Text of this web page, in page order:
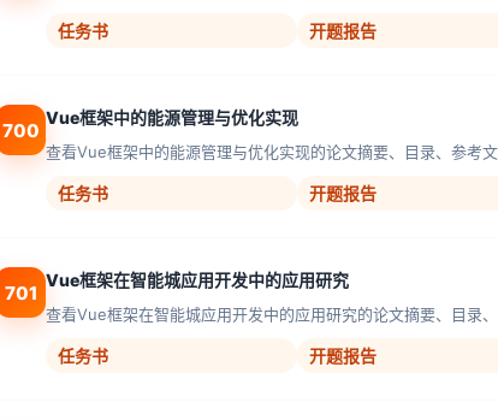
任务书 开题报告
700
Vue框架中的能源管理与优化实现
查看Vue框架中的能源管理与优化实现的论文摘要、目录、参考
任务书 开题报告
701
Vue框架在智能城应用开发中的应用研究
查看Vue框架在智能城应用开发中的应用研究的论文摘要、目录
任务书 开题报告